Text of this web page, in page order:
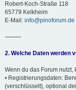
Robert-Koch-Straße 118
65779 Kelkheim
E-Mail: info@pinoforum.de
⸻
2. Welche Daten werden
Wenn du das Forum
• Registrierungsdaten:
(verschlüsselt), optional